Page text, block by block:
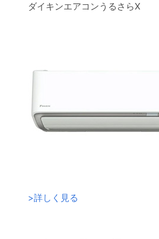
ダイキンエアコンうるさらX
>詳しく見る